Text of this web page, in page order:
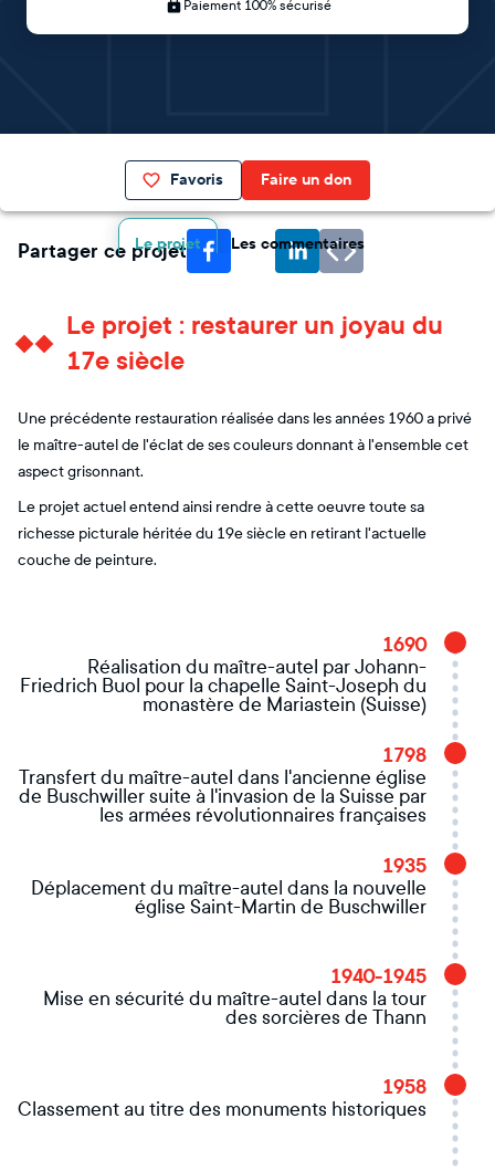
Paiement 100% sécurisé
Favoris Faire un don
Le projet Les commentaires
Partager ce projet
Le projet : restaurer un joyau du
17e siècle
Une précédente restauration réalisée dans les années 1960 a privé
le maître-autel de l'éclat de ses couleurs donnant à l'ensemble cet
aspect grisonnant.
Le projet actuel entend ainsi rendre à cette oeuvre toute sa
richesse picturale héritée du 19e siècle en retirant l'actuelle
couche de peinture.
1690
Réalisation du maître-autel par Johann-
Friedrich Buol pour la chapelle Saint-Joseph du
monastère de Mariastein (Suisse)
1798
Transfert du maître-autel dans l'ancienne église
de Buschwiller suite à l'invasion de la Suisse par
les armées révolutionnaires françaises
1935
Déplacement du maître-autel dans la nouvelle
église Saint-Martin de Buschwiller
1940-1945
Mise en sécurité du maître-autel dans la tour
des sorcières de Thann
1958
Classement au titre des monuments historiques